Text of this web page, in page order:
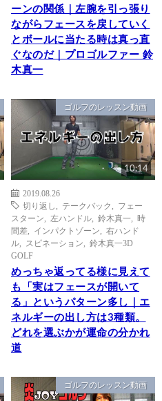
ーンの関係｜左腕を引っ張り
ながらフェースを戻していく
とボールに当たる時は真っ直
ぐなのだ｜プロゴルファー 鈴
木真一
ゴルフのレッスン動画
10:14
2019.08.26
切り返し
テークバック
フェー
スターン
左ハンドル 鈴木真一
時
間差
インパクトゾーン
右ハンド
ル
スピネーション
鈴木真一3D
GOLF
めっちゃ返ってる様に見えて
も「実はフェースが開いて
る」というパターン多し｜エ
ネルギーの出し方は3種類。
どれを選ぶかが運命の分かれ
道
ゴルフのレッスン動画